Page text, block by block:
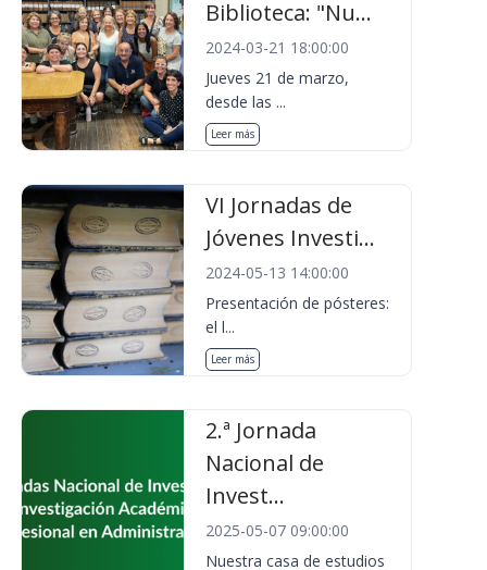
Biblioteca: "Nu...
2024-03-21 18:00:00
Jueves 21 de marzo,
desde las ...
Leer más
VI Jornadas de
Jóvenes Investi...
2024-05-13 14:00:00
Presentación de pósteres:
el l...
Leer más
2.ª Jornada
Nacional de
Invest...
2025-05-07 09:00:00
Nuestra casa de estudios